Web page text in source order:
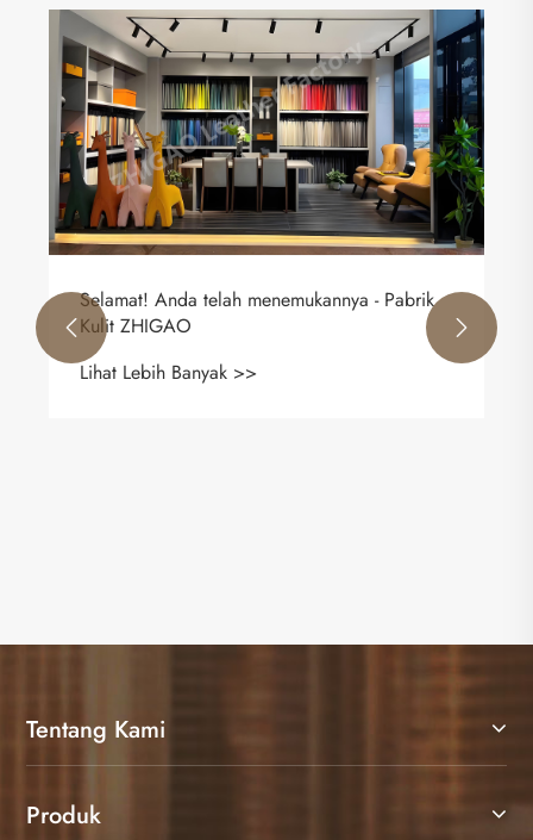
Selamat! Anda telah menemukannya - Pabrik
Kulit ZHIGAO
Lihat Lebih Banyak >>
 
Tentang Kami
Produk